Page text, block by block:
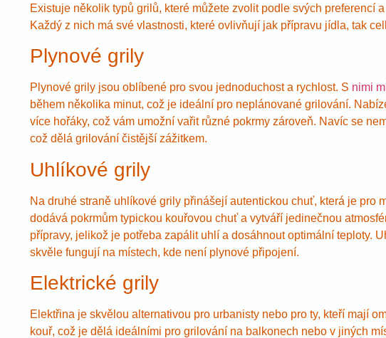
Existuje několik typů grilů, které můžete zvolit podle svých preferencí
Každý z nich má své vlastnosti, které ovlivňují jak přípravu jídla, tak
Plynové grily
Plynové grily jsou oblíbené pro svou jednoduchost a rychlost. S nimi
během několika minut, což je ideální pro neplánované grilování.
více hořáky, což vám umožní vařit různé pokrmy zároveň. Navíc se
což dělá grilování čistější zážitkem.
Uhlíkové grily
Na druhé straně uhlíkové grily přinášejí autentickou chuť, která je pro
dodává pokrmům typickou kouřovou chuť a vytváří jedinečnou
přípravy, jelikož je potřeba zapálit uhlí a dosáhnout optimální teploty.
skvěle fungují na místech, kde není plynové připojení.
Elektrické grily
Elektřina je skvělou alternativou pro urbanisty nebo pro ty, kteří mají
kouř, což je dělá ideálními pro grilování na balkonech nebo v jiných